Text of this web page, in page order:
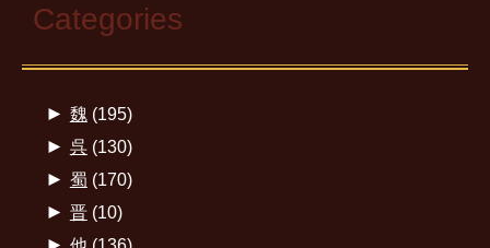
Categories
► 魏 (195)
► 呉(130)
► 蜀 (170)
► 晋(10)